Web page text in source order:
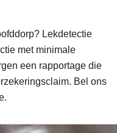
Lekdetectie
met minimale
een rapportage die
Bel ons